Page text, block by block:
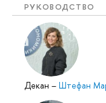
РУКОВОДСТВО
Декан – Штефан